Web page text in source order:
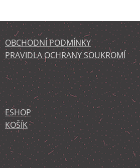
OBCHODNÍ PODMÍNKY
PRAVIDLA OCHRANY SOUKROMÍ
ESHOP
KOŠÍK